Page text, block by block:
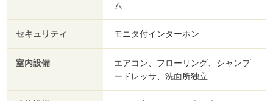
ム
セキュリティ モニタ付インターホン
室内設備
エアコン、フローリング、シャンプ
ードレッサ、洗面所独立